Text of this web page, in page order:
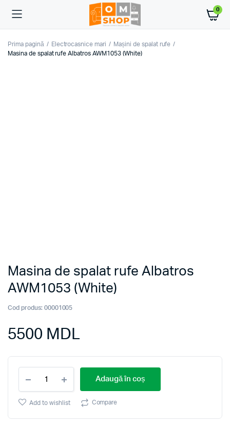
0
Prima pagină Electrocasnice mari
Mașini de spalat rufe
Masina de spalat rufe Albatros AWM1053 (White)
Masina de spalat rufe Albatros
AWM1053 (White)
Cod produs: 00001005
5500 MDL
spalat
rufe
AWM1053
Adaugă în coș
Add to wishlist Compare